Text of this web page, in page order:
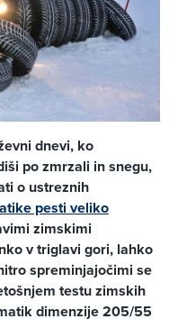
dnevi, ko
po zmrzali in snegu,
o ustreznih
pesti veliko
zimskimi
v triglavi gori, lahko
spreminjajočimi se
testu zimskih
dimenzije 205/55